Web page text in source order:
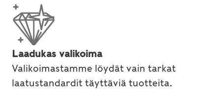
Laadukas valikoima
Valikoimastamme löydät vain tarkat
laatustandardit täyttäviä tuotteita.